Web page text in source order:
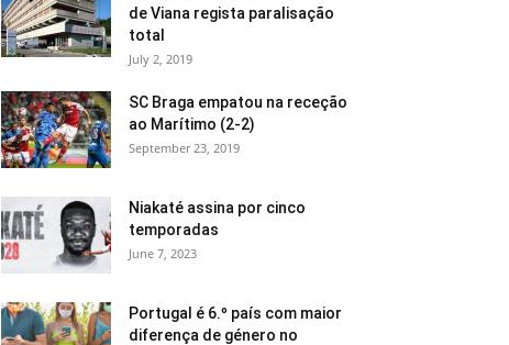
de Viana regista paralisação
total
July 2, 2019
SC Braga empatou na receção
ao Marítimo (2-2)
September 23, 2019
Niakaté assina por cinco
temporadas
June 7, 2023
Portugal é 6.º país com maior
diferença de género no